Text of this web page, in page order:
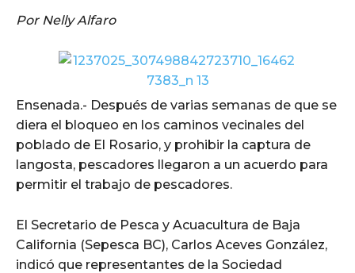
Por Nelly Alfaro
Ensenada.- Después de varias semanas de que se
diera el bloqueo en los caminos vecinales del
poblado de El Rosario, y prohibir la captura de
langosta, pescadores llegaron a un acuerdo para
permitir el trabajo de pescadores.
El Secretario de Pesca y Acuacultura de Baja
California (Sepesca BC), Carlos Aceves González,
indicó que representantes de la Sociedad